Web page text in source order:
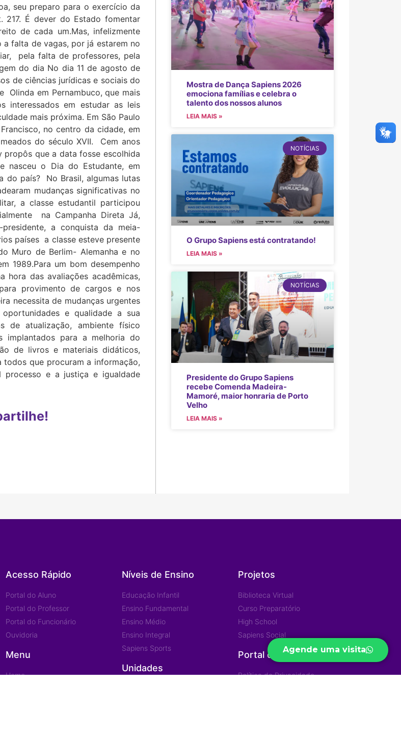
seu preparo para o exercício da
É dever do Estado fomentar
de cada um.Mas, infelizmente
falta de vagas, por já estarem no
pela falta de professores, pela
do dia No dia 11 de agosto de
de ciências jurídicas e sociais do
Olinda em Pernambuco, que mais
interessados em estudar as leis
mais próxima. Em São Paulo
no centro da cidade, em
do século XVII. Cem anos
propôs que a data fosse escolhida
nasceu o Dia do Estudante, em
do país? No Brasil, algumas lutas
mudanças significativas no
a classe estudantil participou
na Campanha Direta Já,
a conquista da meia-
países a classe esteve presente
Muro de Berlim- Alemanha e no
1989.Para um bom desempenho
hora das avaliações acadêmicas,
provimento de cargos e nos
necessita de mudanças urgentes
e qualidade a sua
de atualização, ambiente físico
implantados para a melhoria do
de livros e materiais didáticos,
todos que procuram a informação,
processo e a justiça e igualdade
Mostra de Dança Sapiens 2026
emociona famílias e celebra o
talento dos nossos alunos
LEIA MAIS »
NOTÍCIAS
O Grupo Sapiens está contratando!
LEIA MAIS »
NOTÍCIAS
Presidente do Grupo Sapiens
recebe Comenda Madeira-
Mamoré, maior honraria de Porto
Velho
LEIA MAIS »
Agende uma visita
Acesso Rápido
Portal do Aluno
Portal do Professor
Portal do Funcionário
Ouvidoria
Menu
Home
Níveis de Ensino
Educação Infantil
Ensino Fundamental
Ensino Médio
Ensino Integral
Sapiens Sports
Unidades
Projetos
Biblioteca Virtual
Curso Preparatório
High School
Sapiens Social
Portal de Privacidade
Política de Privacidade